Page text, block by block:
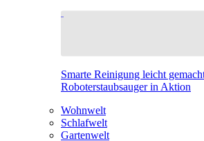
Smarte Reinigung leicht
Roboterstaubsauger in Aktion
Wohnwelt
Schlafwelt
Gartenwelt